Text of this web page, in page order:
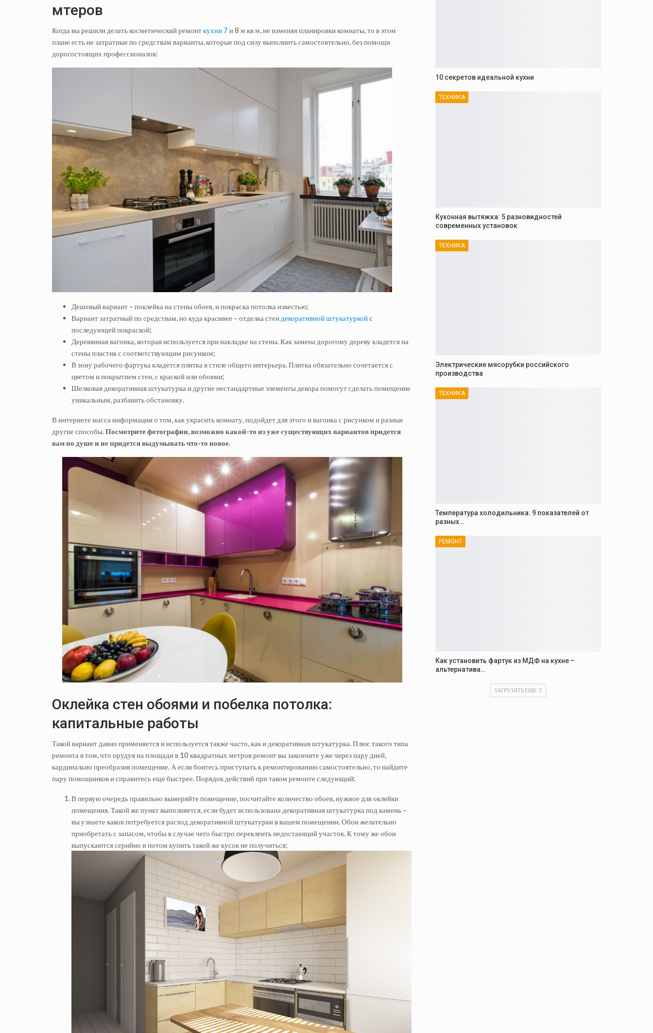
мтеров
Когда вы решили делать косметический ремонткухни 7 и 8 м кв м, не изменяя планировки комнаты, то в этом
плане есть не затратные по средствам варианты, которые под силу выполнить самостоятельно, без помощи
дорогостоящих профессионалов:
Дешевый вариант – поклейка на стены обоев, и покраска потолка известью;
Вариант затратный по средствам, но куда красивее – отделка стен декоративной штукатуркойс
последующей покраской;
Деревянная вагонка, которая используется при накладке на стены. Как замена дорогому дереву кладется на
стены пластик с соответствующим рисунком;
В зону рабочего фартука кладется плитка в стиле общего интерьера. Плитка обязательно сочетается с
цветом и покрытием стен, с краской или обоями;
Шелковая декоративная штукатурка и другие нестандартные элементы декора помогут сделать помещение
уникальным, разбавить обстановку.
В интернете масса информации о том, как украсить комнату, подойдет для этого и вагонка с рисунком и разные
другие способы.Посмотрите фотографии, возможно какой-то из уже существующих вариантов придется
вам по душе и не придется выдумывать что-то новое.
Оклейка стен обоями и побелка потолка:
капитальные работы
Такой вариант давно применяется и используется также часто, как и декоративная штукатурка. Плюс такого типа
ремонта в том, что орудуя на площади в 10 квадратных метров ремонт вы закончите уже через пару дней,
кардинально преобразив помещение. А если боитесь приступать к ремонтированию самостоятельно, то найдите
пару помощников и справитесь еще быстрее. Порядок действий при таком ремонте следующий:
В первую очередь правильно вымеряйте помещение, посчитайте количество обоев, нужное для оклейки
помещения. Такой же пункт выполняется, если будет использована декоративная штукатурка под камень –
вы узнаете каков потребуется расход декоративной штукатурки в вашем помещении. Обои желательно
приобретать с запасом, чтобы в случае чего быстро переклеить недостающий участок. К тому же обои
выпускаются серийно и потом купить такой же кусок не получиться;
10 секретов идеальной кухни
ТЕХНИКА
Кухонная вытяжка: 5 разновидностей
современных установок
ТЕХНИКА
Электрические мясорубки российского
производства
ТЕХНИКА
Температура холодильника: 9 показателей от
разных…
РЕМОНТ
Как установить фартук из МДФ на кухне –
альтернатива…
ЗАГРУЗИТЬ ЕЩЕ